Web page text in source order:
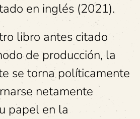
en inglés (2021).
libro antes citado
de producción, la
se torna políticamente
netamente
papel en la